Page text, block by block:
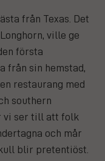
från Texas. Det
ville ge
första
från sin hemstad,
restaurang med
southern
vi ser till att folk
och mår
blir pretentiöst.